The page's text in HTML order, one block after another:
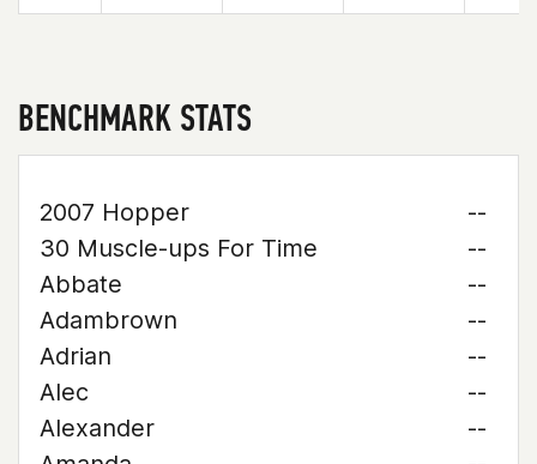
BENCHMARK STATS
2007 Hopper
--
30 Muscle-ups For Time
--
Abbate
--
Adambrown
--
Adrian
--
Alec
--
Alexander
--